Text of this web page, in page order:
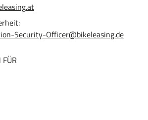
Security-Officer@bikeleasing.de